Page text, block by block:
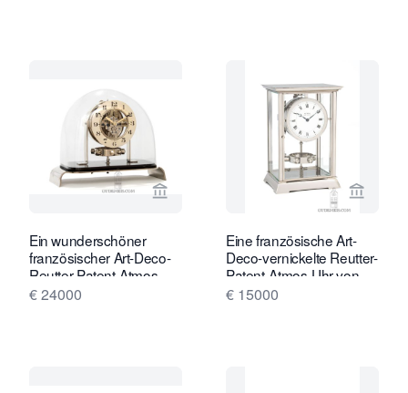
Verkaeuferseite von Gude & Meis
Ein wunderschöner
französischer Art-Deco-
Reutter-Patent-Atmos-
Uhr, Modell P01, ca.
€ 24000
Eine französische Art-
Deco-vernickelte Reutter-
Patent-Atmos-Uhr von
etwa 1933.
€ 15000